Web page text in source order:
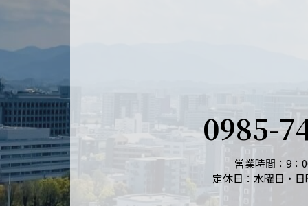
0985-
営業時間：9：
定休日：水曜日・